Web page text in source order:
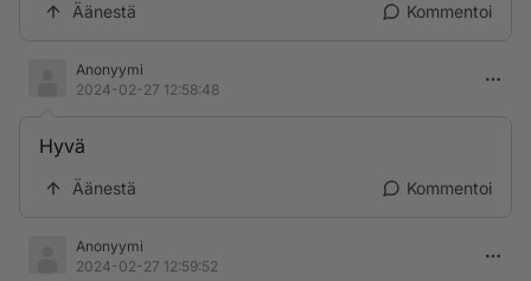
Äänestä Kommentoi
Anonyymi
2024-02-27 12:58:48
Hyvä
Äänestä Kommentoi
Anonyymi
2024-02-27 12:59:52